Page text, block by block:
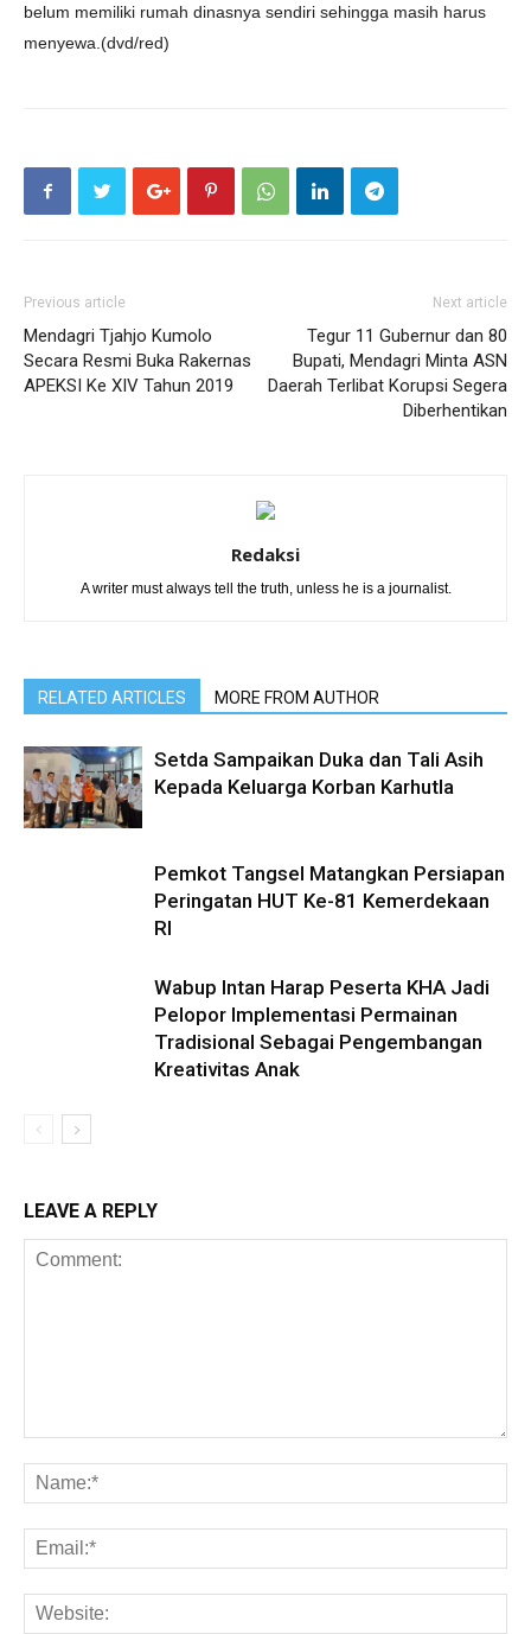
belum memiliki rumah dinasnya sendiri sehingga masih harus
menyewa.(dvd/red)
Previous article
Mendagri Tjahjo Kumolo
Secara Resmi Buka Rakernas
APEKSI Ke XIV Tahun 2019
Next article
Tegur 11 Gubernur dan 80
Bupati, Mendagri Minta ASN
Daerah Terlibat Korupsi Segera
Diberhentikan
Redaksi
A writer must always tell the truth, unless he is a journalist.
RELATED ARTICLES MORE FROM AUTHOR
Setda Sampaikan Duka dan Tali Asih
Kepada Keluarga Korban Karhutla
Pemkot Tangsel Matangkan Persiapan
Peringatan HUT Ke-81 Kemerdekaan
RI
Wabup Intan Harap Peserta KHA Jadi
Pelopor Implementasi Permainan
Tradisional Sebagai Pengembangan
Kreativitas Anak
LEAVE A REPLY